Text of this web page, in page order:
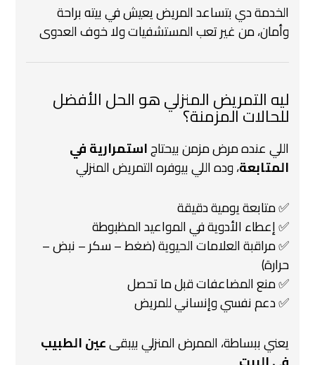
الخدمة دي بتساعد المريض يعيش في بيته براحة
وأمان،من غير تعب المستشفيات ولا خوف العدوى
ليه التمريض المنزلي هو الحل الأفضل
للحالات المزمنة؟
اللي عنده مرض مزمن بيحتاجاستمرارية في
المتابعة،وده اللي بيوفره التمريض المنزلي
✅ متابعة يومية دقيقة
✅ إعطاء الأدوية في المواعيد المظبوطة
✅ مراقبة العلامات الحيوية (ضغط – سكر – نبض –
حرارة)
✅ منع المضاعفات قبل ما تحصل
✅ دعم نفسي وإنساني للمريض
يعني ببساطة، الممرض المنزلي بيبقىعين الطبيب